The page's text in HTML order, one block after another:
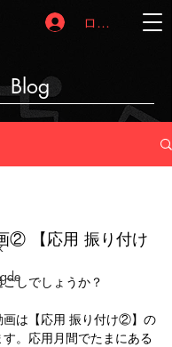
ログイン
Blog
② 【応用 振り付け
しでしょうか？
画は【応用 振り付け②】の
。応用月間でたまにある